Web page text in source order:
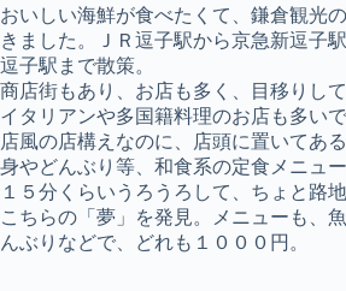
おいしい海鮮が食べたくて、鎌倉観光
きました。ＪＲ逗子駅から京急新逗子
逗子駅まで散策。
商店街もあり、お店も多く、目移りして
イタリアンや多国籍料理のお店も多い
店風の店構えなのに、店頭に置いてあ
身やどんぶり等、和食系の定食メニュ
１５分くらいうろうろして、ちょと路
こちらの「夢」を発見。メニューも、
んぶりなどで、どれも１０００円。